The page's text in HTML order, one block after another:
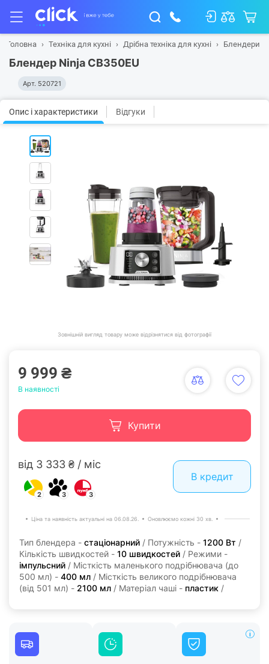
Головна Техніка для кухні Дрібна техніка для кухні Блендери
Блендер Ninja CB350EU
Арт. 520721
Опис і характеристики Відгуки
Зовнішній вигляд товару може відрізнятися від фотографії
9 999 ₴
В наявності
Купити
від 3 333 ₴ / міс
2 3 3
В кредит
Ціна та наявність актуальні на 06.08.26. Оновлюємо кожні 30 хв.
Тип блендера - стаціонарний / Потужність - 1200 Вт /
Кількість швидкостей - 10 швидкостей / Режими -
імпульсний / Місткість маленького подрібнювача (до
500 мл) - 400 мл / Місткість великого подрібнювача
(від 501 мл) - 2100 мл / Матеріал чаші - пластик /